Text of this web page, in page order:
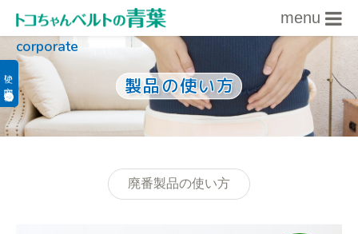
内容をスキップ
menu
corporate
製品の使い方
使い方関連情報
廃番製品の使い方